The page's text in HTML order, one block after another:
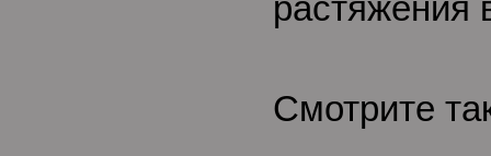
растяжения
Смотрите